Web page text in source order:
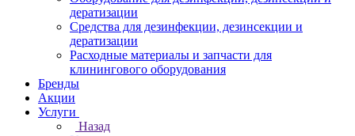
дератизации
Средства для дезинфекции, дезинсекции и
дератизации
Расходные материалы и запчасти для
клинингового оборудования
Бренды
Акции
Услуги
Назад